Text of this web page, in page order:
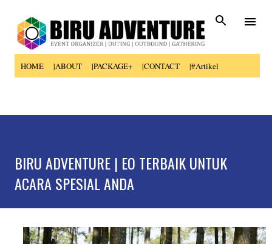
HOME |ABOUT |PACKAGE+ |CONTACT |#Artikel
BIRU ADVENTURE | EO TERBAIK UNTUK
ACARA SPESIAL ANDA